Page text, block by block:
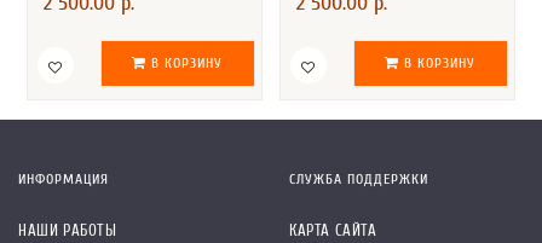
В КОРЗИНУ В КОРЗИНУ
ИНФОРМАЦИЯ
НАШИ РАБОТЫ
СЛУЖБА ПОДДЕРЖКИ
КАРТА САЙТА